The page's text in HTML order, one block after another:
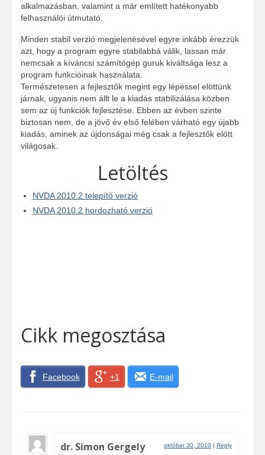
alkalmazásban, valamint a már említett hatékonyabb
felhasználói útmutató.
Minden stabil verzió megjelenésével egyre inkább érezzük
azt, hogy a program egyre stabilabbá válik, lassan már
nemcsak a kíváncsi számítógép guruk kiváltsága lesz a
program funkcióinak használata.
Természetesen a fejlesztők megint egy lépéssel elöttünk
járnak, ugyanis nem állt le a kiadás stabilizálása közben
sem az új funkciók fejlesztése. Ebben az évben szinte
biztosan nem, de a jövő év első felében várható egy újabb
kiadás, aminek az újdonságai még csak a fejlesztők elött
világosak.
Letöltés
NVDA 2010.2 telepítő verzió
NVDA 2010.2 hordozható verzió
Cikk megosztása
Facebook +1 E-mail
dr. Simon Gergely október 30, 2010 | Reply